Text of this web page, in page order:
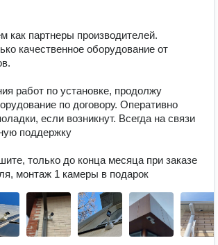
как партнеры производителей.
качественное оборудование от
работ по установке, продолжу
по договору. Оперативно
если возникнут. Всегда на связи
поддержку
монтаж 1 камеры в подарок